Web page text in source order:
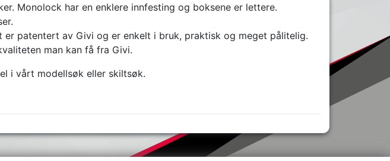
Monolock har en enklere innfesting og boksene er lettere.
patentert av Givi og er enkelt i bruk, praktisk og meget pålitelig.
man kan få fra Givi.
i vårt modellsøk eller skiltsøk.